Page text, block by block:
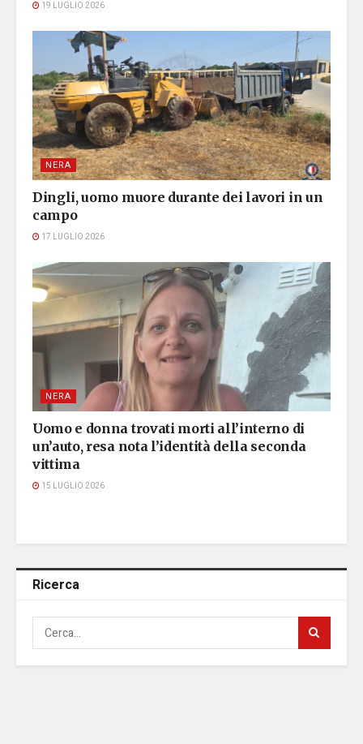
19 LUGLIO 2026
NERA
Dingli, uomo muore durante dei lavori in un
campo
17 LUGLIO 2026
NERA
Uomo e donna trovati morti all’interno di
un’auto, resa nota l’identità della seconda
vittima
15 LUGLIO 2026
Ricerca